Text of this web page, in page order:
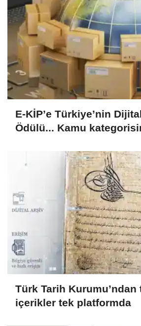
E-KİP’e Türkiye’nin
Ödülü... Kamu
Türk Tarih Kurumu’ndan
içerikler tek platformda